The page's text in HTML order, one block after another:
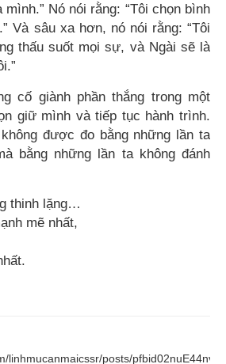
Nó nói rằng: “Tôi chọn bình
Và sâu xa hơn, nó nói rằng: “Tôi
thấu suốt mọi sự, và Ngài sẽ là
cố giành phần thắng trong một
giữ mình và tiếp tục hành trình.
được đo bằng những lần ta
bằng những lần ta không đánh
thinh lặng…
mẽ nhất,
linhmucanmaicssr/posts/